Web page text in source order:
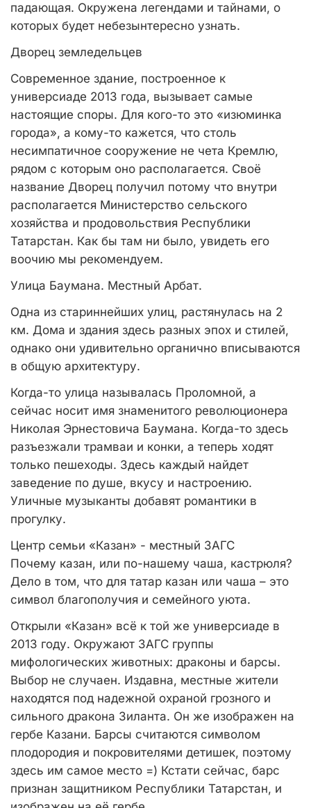
падающая. Окружена легендами и тайнами, о
которых будет небезынтересно узнать.
Дворец земледельцев
Современное здание, построенное к
универсиаде 2013 года, вызывает самые
настоящие споры. Для кого-то это «изюминка
города», а кому-то кажется, что столь
несимпатичное сооружение не чета Кремлю,
рядом с которым оно располагается. Своё
название Дворец получил потому что внутри
располагается Министерство сельского
хозяйства и продовольствия Республики
Татарстан. Как бы там ни было, увидеть его
воочию мы рекомендуем.
Улица Баумана. Местный Арбат.
Одна из стариннейших улиц, растянулась на 2
км. Дома и здания здесь разных эпох и стилей,
однако они удивительно органично вписываются
в общую архитектуру.
Когда-то улица называлась Проломной, а
сейчас носит имя знаменитого революционера
Николая Эрнестовича Баумана. Когда-то здесь
разъезжали трамваи и конки, а теперь ходят
только пешеходы. Здесь каждый найдет
заведение по душе, вкусу и настроению.
Уличные музыканты добавят романтики в
прогулку.
Центр семьи «Казан» - местный ЗАГС
Почему казан, или по-нашему чаша, кастрюля?
Дело в том, что для татар казан или чаша – это
символ благополучия и семейного уюта.
Открыли «Казан» всё к той же универсиаде в
2013 году. Окружают ЗАГС группы
мифологических животных: драконы и барсы.
Выбор не случаен. Издавна, местные жители
находятся под надежной охраной грозного и
сильного дракона Зиланта. Он же изображен на
гербе Казани. Барсы считаются символом
плодородия и покровителями детишек, поэтому
здесь им самое место =) Кстати сейчас, барс
признан защитником Республики Татарстан, и